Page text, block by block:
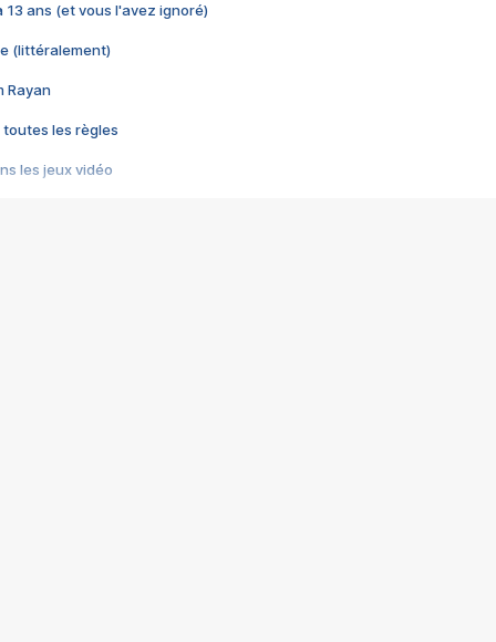
13 ans (et vous l'avez ignoré)
(littéralement)
Rayan
toutes les règles
les jeux vidéo